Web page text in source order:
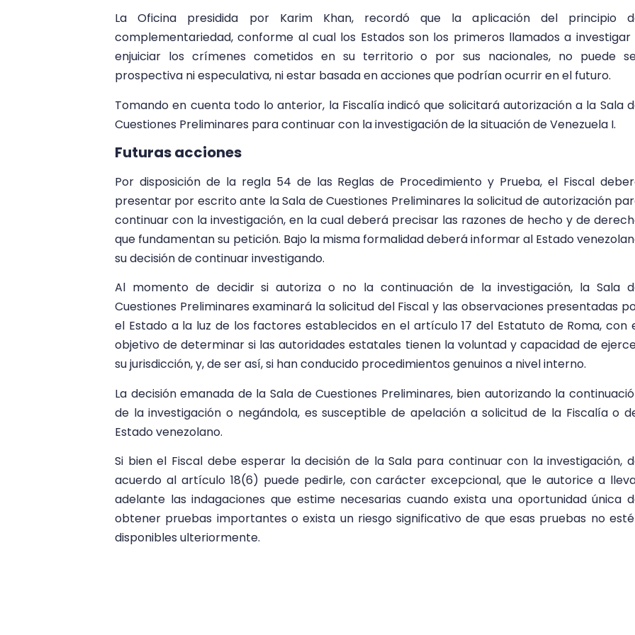
La Oficina presidida por Karim Khan, recordó que la aplicación del principio
complementariedad, conforme al cual los Estados son los primeros llamados a investigar
enjuiciar los crímenes cometidos en su territorio o por sus nacionales, no puede
prospectiva ni especulativa, ni estar basada en acciones que podrían ocurrir en el futuro.
Tomando en cuenta todo lo anterior, la Fiscalía indicó que solicitará autorización a la Sala
Cuestiones Preliminares para continuar con la investigación de la situación de Venezuela I.
Futuras acciones
Por disposición de la regla 54 de las Reglas de Procedimiento y Prueba, el Fiscal
presentar por escrito ante la Sala de Cuestiones Preliminares la solicitud de autorización
continuar con la investigación, en la cual deberá precisar las razones de hecho y de
que fundamentan su petición. Bajo la misma formalidad deberá informar al Estado
su decisión de continuar investigando.
Al momento de decidir si autoriza o no la continuación de la investigación, la Sala
Cuestiones Preliminares examinará la solicitud del Fiscal y las observaciones presentadas
el Estado a la luz de los factores establecidos en el artículo 17 del Estatuto de Roma, con
objetivo de determinar si las autoridades estatales tienen la voluntad y capacidad de
su jurisdicción, y, de ser así, si han conducido procedimientos genuinos a nivel interno.
La decisión emanada de la Sala de Cuestiones Preliminares, bien autorizando la
de la investigación o negándola, es susceptible de apelación a solicitud de la Fiscalía o
Estado venezolano.
Si bien el Fiscal debe esperar la decisión de la Sala para continuar con la investigación,
acuerdo al artículo 18(6) puede pedirle, con carácter excepcional, que le autorice a
adelante las indagaciones que estime necesarias cuando exista una oportunidad única
obtener pruebas importantes o exista un riesgo significativo de que esas pruebas no
disponibles ulteriormente.